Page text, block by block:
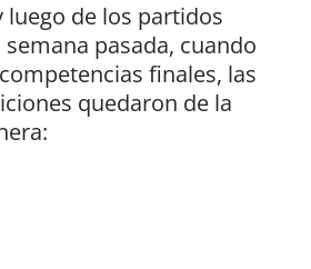
luego de los partidos
pasada, cuando
finales, las
quedaron de la